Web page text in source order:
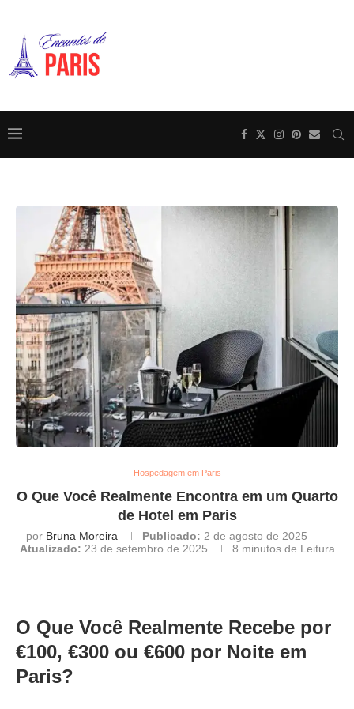
Hospedagem em Paris
O Que Você Realmente Encontra em um Quarto
de Hotel em Paris
por Bruna Moreira Publicado: 2 de agosto de 2025
Atualizado: 23 de setembro de 2025 8 minutos de Leitura
O Que Você Realmente Recebe por
€100, €300 ou €600 por Noite em
Paris?